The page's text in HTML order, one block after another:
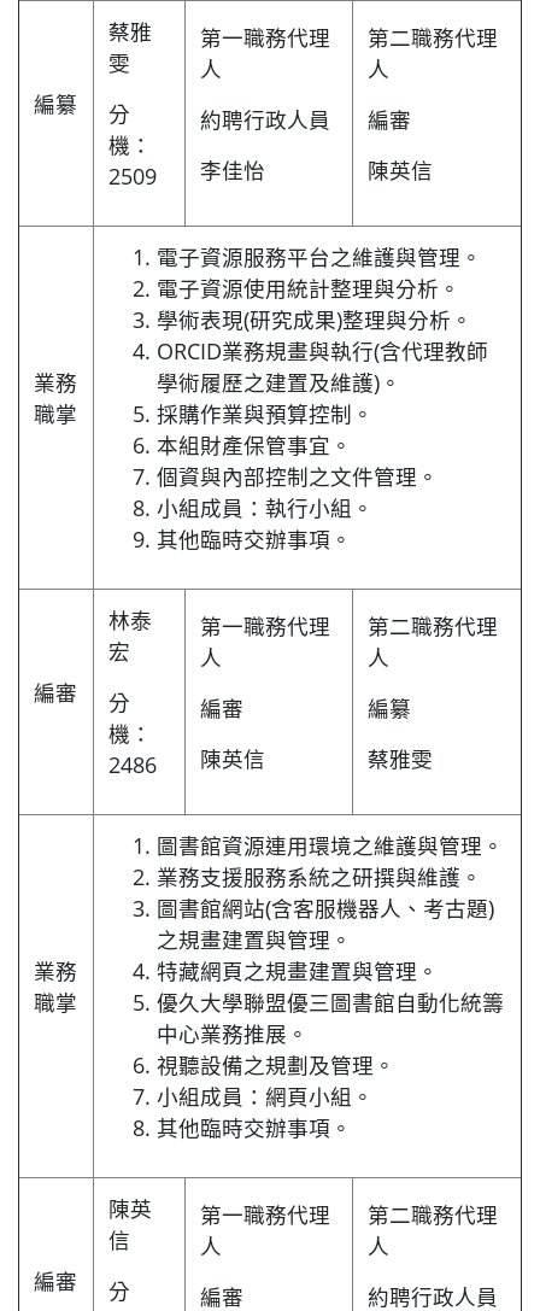
編纂
蔡雅
雯
分
機：
2509
第一職務代理
人
約聘行政人員
李佳怡
第二職務代理
人
編審
陳英信
業務
職掌
電子資源服務平台之維護與管理。
電子資源使用統計整理與分析。
學術表現(研究成果)整理與分析。
ORCID業務規畫與執行(含代理教師
學術履歷之建置及維護)。
採購作業與預算控制。
本組財產保管事宜。
個資與內部控制之文件管理。
小組成員：執行小組。
其他臨時交辦事項。
編審
林泰
宏
分
機：
2486
第一職務代理
人
編審
陳英信
第二職務代理
人
編纂
蔡雅雯
業務
職掌
圖書館資源連用環境之維護與管理。
業務支援服務系統之研撰與維護。
圖書館網站(含客服機器人、考古題)
之規畫建置與管理。
特藏網頁之規畫建置與管理。
優久大學聯盟優三圖書館自動化統籌
中心業務推展。
視聽設備之規劃及管理。
小組成員：網頁小組。
其他臨時交辦事項。
編審
陳英
信
分
第一職務代理
人
編審
第二職務代理
人
約聘行政人員